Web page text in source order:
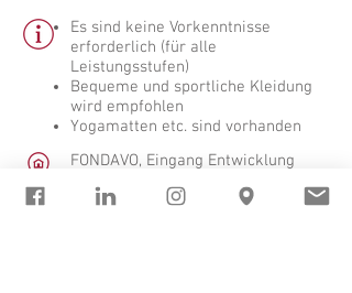
Es sind keine Vorkenntnisse
erforderlich (für alle
Leistungsstufen)
Bequeme und sportliche Kleidung
wird empfohlen
Yogamatten etc. sind vorhanden
FONDAVO, Eingang Entwicklung
Umkleidemöglichkeit vorhanden